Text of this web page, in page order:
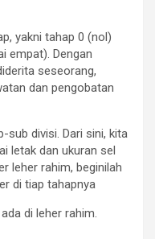
yakni tahap 0 (nol)
empat). Dengan
seseorang,
dan pengobatan
sub divisi. Dari sini, kita
letak dan ukuran sel
leher rahim, beginilah
di tiap tahapnya
di leher rahim.